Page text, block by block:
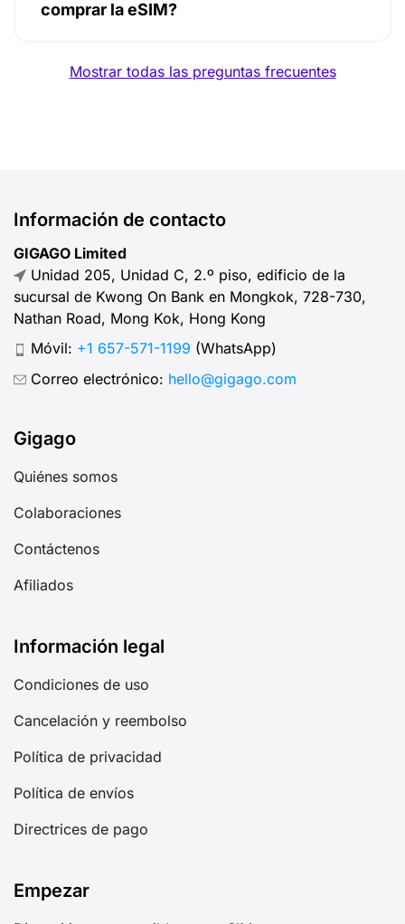
comprar la eSIM?
Mostrar todas las preguntas frecuentes
Información de contacto
GIGAGO Limited
Unidad 205, Unidad C, 2.º piso, edificio de la
sucursal de Kwong On Bank en Mongkok, 728-730,
Nathan Road, Mong Kok, Hong Kong
Móvil: +1 657-571-1199 (WhatsApp)
Correo electrónico: hello@gigago.com
Gigago
Quiénes somos
Colaboraciones
Contáctenos
Afiliados
Información legal
Condiciones de uso
Cancelación y reembolso
Política de privacidad
Política de envíos
Directrices de pago
Empezar